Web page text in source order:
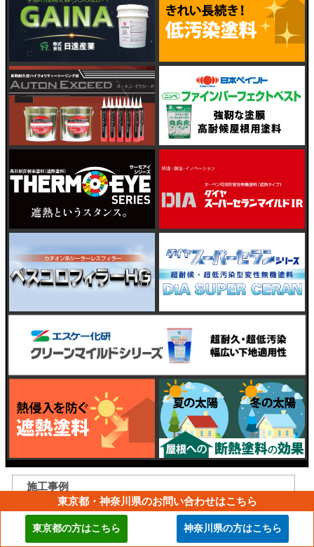
施工事例
現場ブログ
お客様の声
東京都・神奈川県のお問い合わせはこちら
東京都の方はこちら 神奈川県の方はこちら